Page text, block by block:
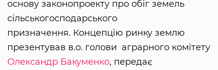
основу законопроекту про обіг земель
сільськогосподарського
призначення. Концепцію ринку землю
презентував в.о. голови аграрного комітету
Олександр Бакуменко, передає